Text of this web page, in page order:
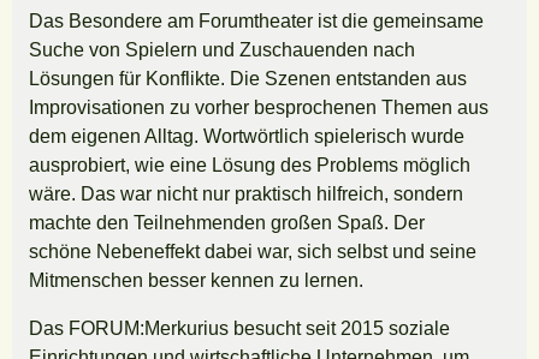
Das Besondere am Forumtheater ist die gemeinsame
Suche von Spielern und Zuschauenden nach
Lösungen für Konflikte. Die Szenen entstanden aus
Improvisationen zu vorher besprochenen Themen aus
dem eigenen Alltag. Wortwörtlich spielerisch wurde
ausprobiert, wie eine Lösung des Problems möglich
wäre. Das war nicht nur praktisch hilfreich, sondern
machte den Teilnehmenden großen Spaß. Der
schöne Nebeneffekt dabei war, sich selbst und seine
Mitmenschen besser kennen zu lernen.
Das FORUM:Merkurius besucht seit 2015 soziale